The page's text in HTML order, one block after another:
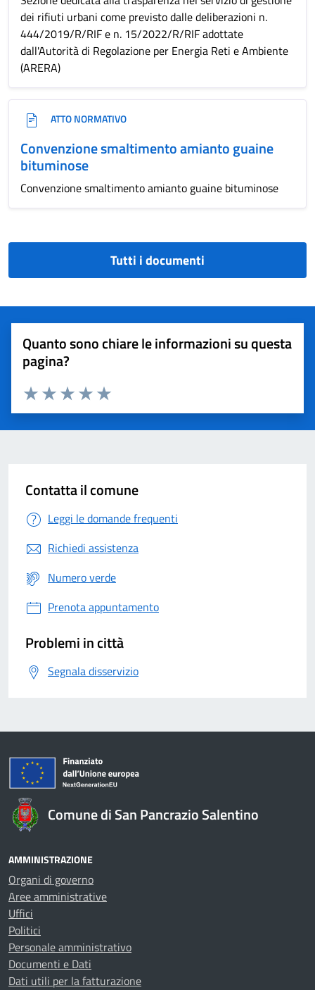
dei rifiuti urbani come previsto dalle deliberazioni n.
444/2019/R/RIF e n. 15/2022/R/RIF adottate
dall'Autorità di Regolazione per Energia Reti e Ambiente
(ARERA)
ATTO NORMATIVO
Convenzione smaltimento amianto guaine
bituminose
Convenzione smaltimento amianto guaine bituminose
Tutti i documenti
Quanto sono chiare le informazioni su questa
pagina?
Valuta 5 stelle su 5
Valuta 4 stelle su 5
Valuta 3 stelle su 5
Valuta 2 stelle su 5
Valuta 1 stelle su 5
Contatta il comune
Leggi le domande frequenti
Richiedi assistenza
Numero verde
Prenota appuntamento
Problemi in città
Segnala disservizio
Comune di San Pancrazio Salentino
AMMINISTRAZIONE
Organi di governo
Aree amministrative
Uffici
Politici
Personale amministrativo
Documenti e Dati
Dati utili per la fatturazione